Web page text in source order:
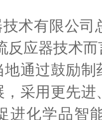
术有限公司
反应器技术
地通过鼓励制
，采用 更先进
进化学品智